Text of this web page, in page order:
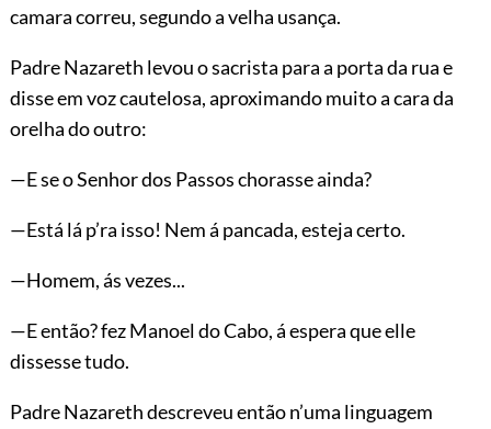
camara correu, segundo a velha usança.
Padre Nazareth levou o sacrista para a porta da rua e
disse em voz cautelosa, aproximando muito a cara da
orelha do outro:
—E se o Senhor dos Passos chorasse ainda?
—Está lá p’ra isso! Nem á pancada, esteja certo.
—Homem, ás vezes...
—E então? fez Manoel do Cabo, á espera que elle
dissesse tudo.
Padre Nazareth descreveu então n’uma linguagem